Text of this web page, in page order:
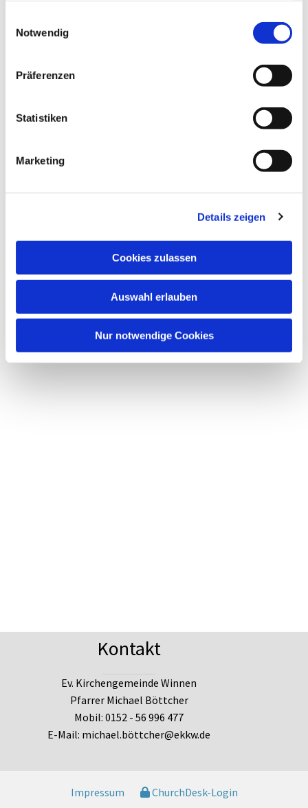
Notwendig
Präferenzen
Statistiken
Marketing
Details zeigen
Cookies zulassen
Auswahl erlauben
Nur notwendige Cookies
Gottesdienste & Veranstaltungen
Wir laden Sie und Euch herzlich zu unseren Gottesdiensten
und allen weiteren Veranstaltungen ein!
Kontakt
Ev. Kirchengemeinde Winnen
Pfarrer Michael Böttcher
Mobil: 0152 - 56 996 477
E-Mail: michael.böttcher@ekkw.de
Impressum ChurchDesk-Login